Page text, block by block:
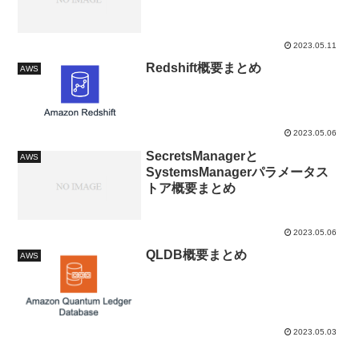
2023.05.11
AWS Redshift概要まとめ
2023.05.06
AWS
SecretsManagerと
SystemsManagerパラメータス
トア概要まとめ
2023.05.06
AWS QLDB概要まとめ
2023.05.03